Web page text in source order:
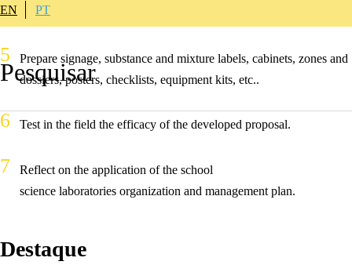
EN PT
management of school laboratories, using appropriate tools.
Prepare signage, substance and mixture labels, cabinets, zones and
dossiers, posters, checklists, equipment kits, etc..
Test in the field the efficacy of the developed proposal.
Reflect on the application of the school
science laboratories organization and management plan.
Destaque